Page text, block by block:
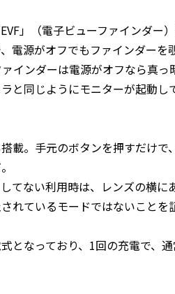
」（電子ビューファインダー
電源がオフでもファインダーを
インダーは電源がオフなら真っ
と同じようにモニターが起動
搭載。手元のボタンを押すだけ
てない利用時は、レンズの横
れているモードではないことを
となっており、1回の充電で、